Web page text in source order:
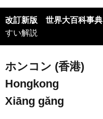
改訂新版 世界大百科事典
すい解説
ホンコン (香港)
Hongkong
Xiāng gǎng